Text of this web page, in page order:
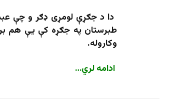
طبرستان په جګړه کې یې هم
وکاروله.
ادامه لري…